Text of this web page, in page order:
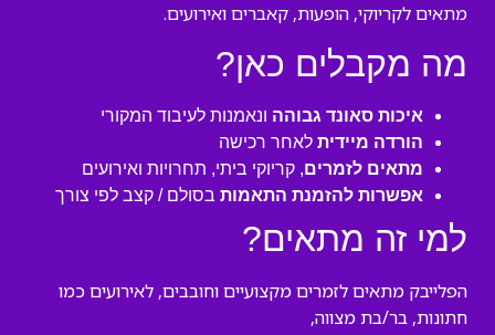
מתאים לקריוקי, הופעות, קאברים ואירועים.
מה מקבלים כאן?
איכות סאונד גבוהה ונאמנות לעיבוד המקורי
הורדה מיידית לאחר רכישה
מתאים לזמרים, קריוקי ביתי, תחרויות ואירועים
אפשרות להזמנת התאמות בסולם / קצב לפי צורך
למי זה מתאים?
הפלייבק מתאים לזמרים מקצועיים וחובבים, לאירועים כמו
חתונות, בר/בת מצווה,